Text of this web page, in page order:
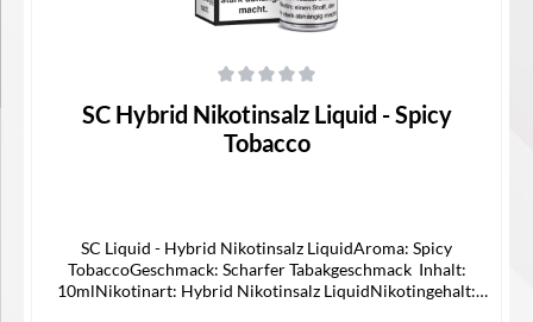
SC Hybrid Nikotinsalz Liquid - Spicy
Tobacco
SC Liquid - Hybrid Nikotinsalz LiquidAroma: Spicy
TobaccoGeschmack: Scharfer Tabakgeschmack Inhalt:
10mlNikotinart: Hybrid Nikotinsalz LiquidNikotingehalt: